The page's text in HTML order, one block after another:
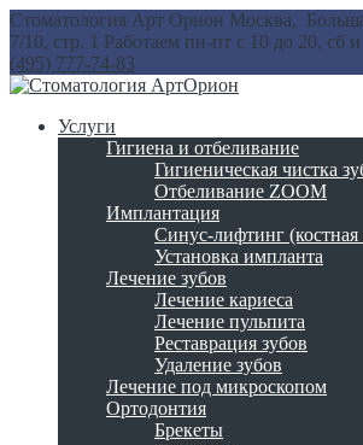
Стоматология Арт Орион Москва,
7/10, стр. 1 Работаем пн-пт с 10 до 20, сб
(495) 777-74-83
Услуги
Гигиена и отбеливание
Гигиеническая чистка
Отбеливание ZOOM
Имплантация
Синус-лифтинг (костная
Установка импланта
Лечение зубов
Лечение кариеса
Лечение пульпита
Реставрация зубов
Удаление зубов
Лечение под микроскопом
Ортодонтия
Брекеты